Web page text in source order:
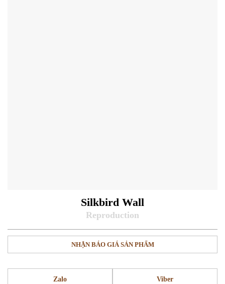
Silkbird Wall
NHẬN BÁO GIÁ SẢN PHẨM
Zalo Viber